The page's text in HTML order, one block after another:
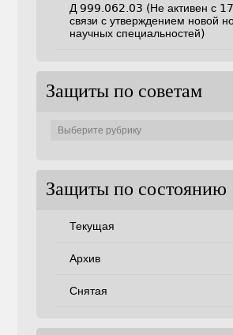
Д 999.062.03 (Не активен с
связи с утверждением новой
научных специальностей)
Защиты по советам
Защиты по состоянию
Текущая
Архив
Снятая